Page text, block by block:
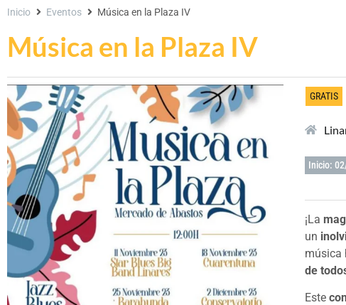
Música en la Plaza IV
Inicio Eventos Música en la Plaza IV
GRATIS
Inicio:
¡La
un
música
de
Este